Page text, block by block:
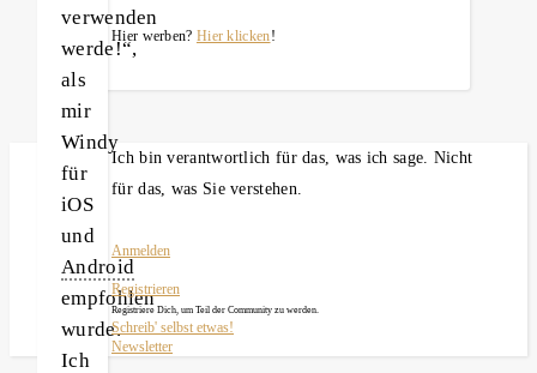
verwenden
werde!“,
als
mir
Windy
für
iOS
und
Android
empfohlen
wurde.
Ich
Hier werben? Hier klicken!
Ich bin verantwortlich für das, was ich sage. Nicht
für das, was Sie verstehen.
Anmelden
Registrieren
Registriere Dich, um Teil der Community zu werden.
Schreib' selbst etwas!
Newsletter